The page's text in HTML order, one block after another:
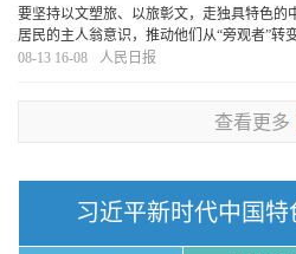
要坚持以文塑旅、以旅彰文，走独具特色的
居民的主人翁意识，推动他们从“旁观者”转
不仅为游客提供超越景观的独特人文体验与
08-13 16-08 人民日报
查看更多
习近平新时代中国